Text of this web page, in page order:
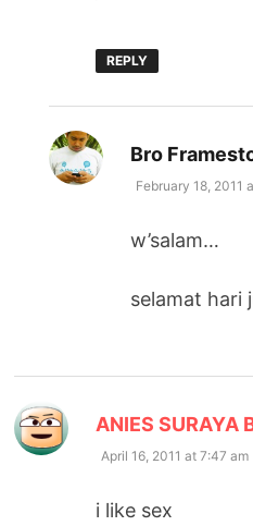
REPLY
Bro
February 18, 2011
w’salam…
selamat hari
ANIES SURAYA
April 16, 2011 at 7:47 am
i like sex